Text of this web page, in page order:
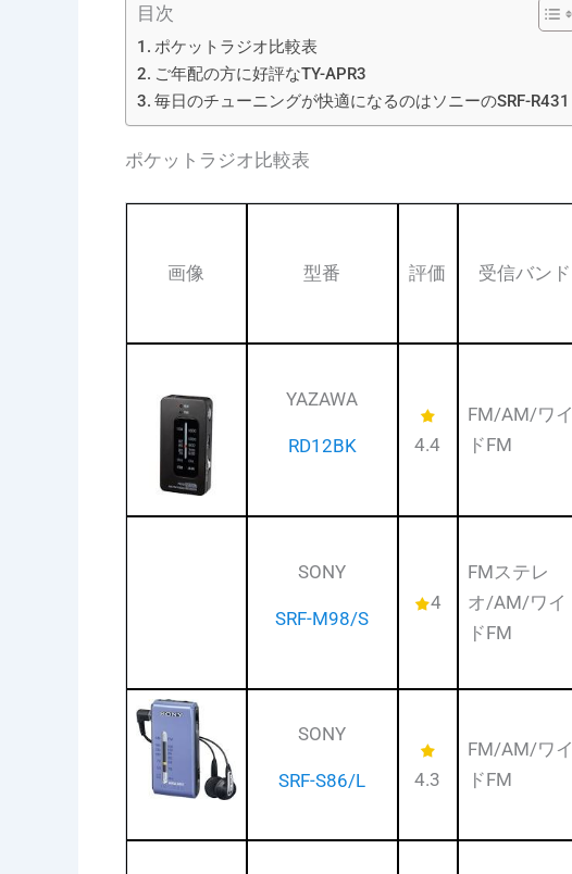
目次
ポケットラジオ比較表
ご年配の方に好評なTY-APR3
毎日のチューニングが快適になるのはソニーのSRF-R431
ポケットラジオ比較表
画像 型番 評価 受信バンド
YAZAWA
RD12BK 4.4
FM/AM/ワイ
ドFM
SONY
SRF-M98/S
4
FMステレ
オ/AM/ワイ
ドFM
SONY
SRF-S86/L 4.3
FM/AM/ワイ
ドFM